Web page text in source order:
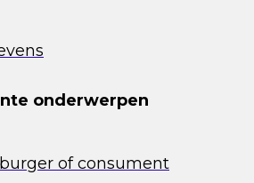
onderwerpen
of consument